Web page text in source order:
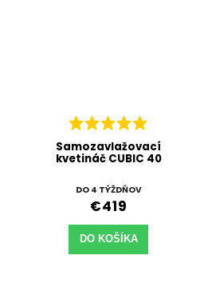
Samozavlažovací
kvetináč CUBIC 40
DO 4 TÝŽDŇOV
€419
DO KOŠÍKA